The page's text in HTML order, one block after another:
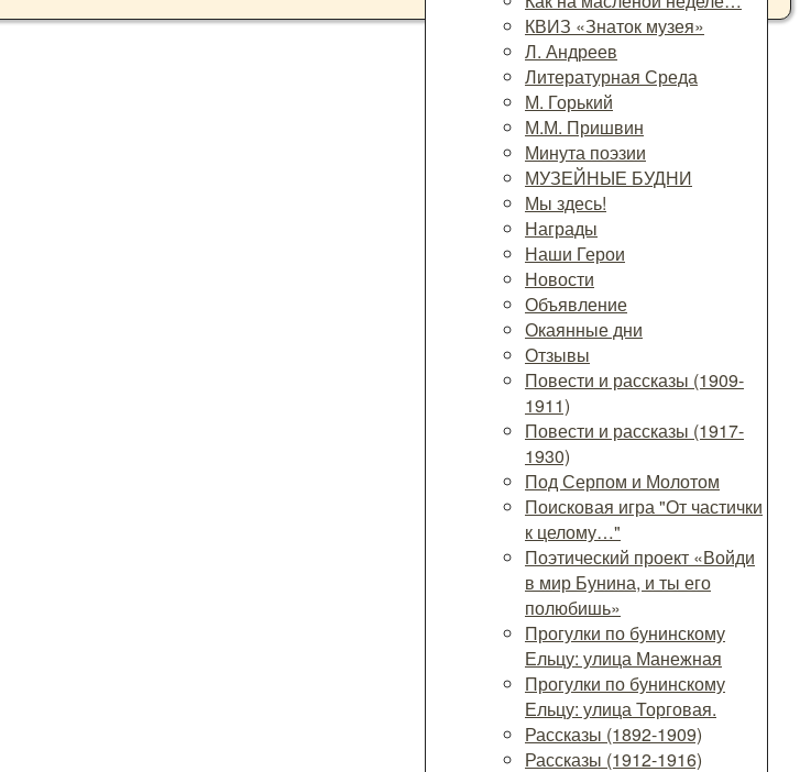
КВИЗ «Знаток музея»
Л. Андреев
Литературная Среда
М. Горький
М.М. Пришвин
Минута поэзии
МУЗЕЙНЫЕ БУДНИ
Мы здесь!
Награды
Наши Герои
Новости
Объявление
Окаянные дни
Отзывы
Повести и рассказы (1909-
1911)
Повести и рассказы (1917-
1930)
Под Серпом и Молотом
Поисковая игра "От частички
к целому…"
Поэтический проект «Войди
в мир Бунина, и ты его
полюбишь»
Прогулки по бунинскому
Ельцу: улица Манежная
Прогулки по бунинскому
Ельцу: улица Торговая.
Рассказы (1892-1909)
Рассказы (1912-1916)